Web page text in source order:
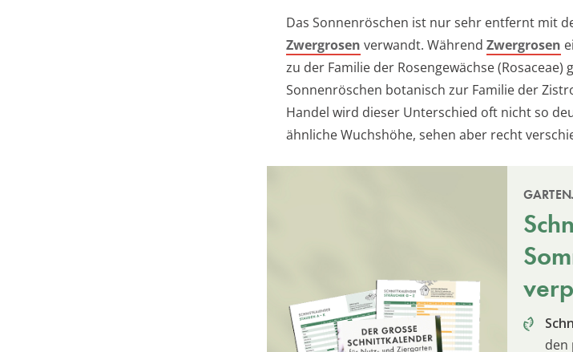
Das Sonnenröschen ist nur sehr entfernt mit
Zwergrosen verwandt. Während Zwergrosen
zu der Familie der Rosengewächse
Sonnenröschen botanisch zur Familie der
Handel wird dieser Unterschied oft nicht so
ähnliche Wuchshöhe, sehen aber recht
den